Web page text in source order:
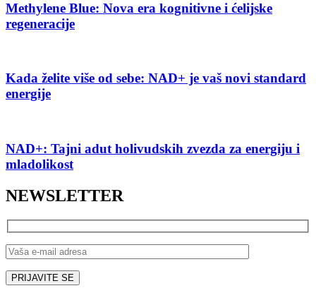
Methylene Blue: Nova era kognitivne i ćelijske
regeneracije
Kada želite više od sebe: NAD+ je vaš novi standard
energije
NAD+: Tajni adut holivudskih zvezda za energiju i
mladolikost
NEWSLETTER